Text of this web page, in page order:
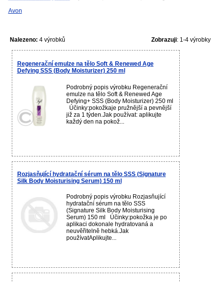
Avon
Nalezeno: 4 výrobků Zobrazuji: 1-4 výrobky
Regenerační emulze na tělo Soft & Renewed Age
Defying SSS (Body Moisturizer) 250 ml
Podrobný popis výrobku Regenerační
emulze na tělo Soft & Renewed Age
Defying+ SSS (Body Moisturizer) 250 ml
Účinky:pokožkaje pružnější a pevnější
již za 1 týden.Jak používat: aplikujte
každý den na pokož...
Rozjasňující hydratační sérum na tělo SSS (Signature
Silk Body Moisturising Serum) 150 ml
Podrobný popis výrobku Rozjasňující
hydratační sérum na tělo SSS
(Signature Silk Body Moisturising
Serum) 150 ml Účinky:pokožka je po
aplikaci dokonale hydratovaná a
neuvěřitelně hebká.Jak
používatAplikujte...